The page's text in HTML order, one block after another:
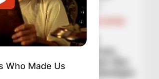
28, 2026 Sport Ekspres
BALLINA BALLINA STATIKE
BUNDESLIGA FUTBOLL BOTA
Spektakël me 5 gola në
klasiken e futbollit gjerman,
përmbys ndeshjen dhe
në krye të Bundesligës
Who Made Us